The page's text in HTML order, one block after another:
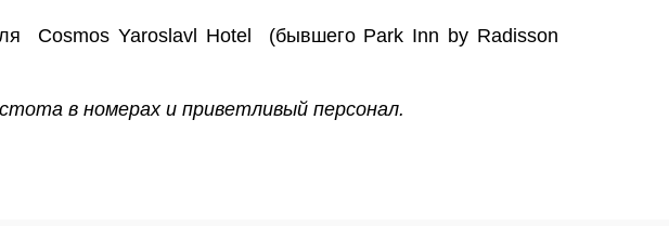
Cosmos Yaroslavl Hotel (бывшего Park Inn by Radisson
в номерах и приветливый персонал.